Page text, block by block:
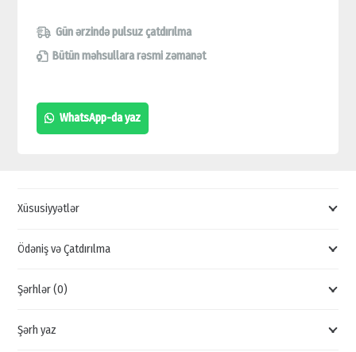
ŞƏBƏKƏ
ŞKAFI
STASİONAR
RƏF
DAHUA
QİYMƏT
quantity
Gün ərzində pulsuz çatdırılma
Bütün məhsullara rəsmi zəmanət
WhatsApp-da yaz
Xüsusiyyətlər
Ödəniş və Çatdırılma
Şərhlər (0)
Şərh yaz